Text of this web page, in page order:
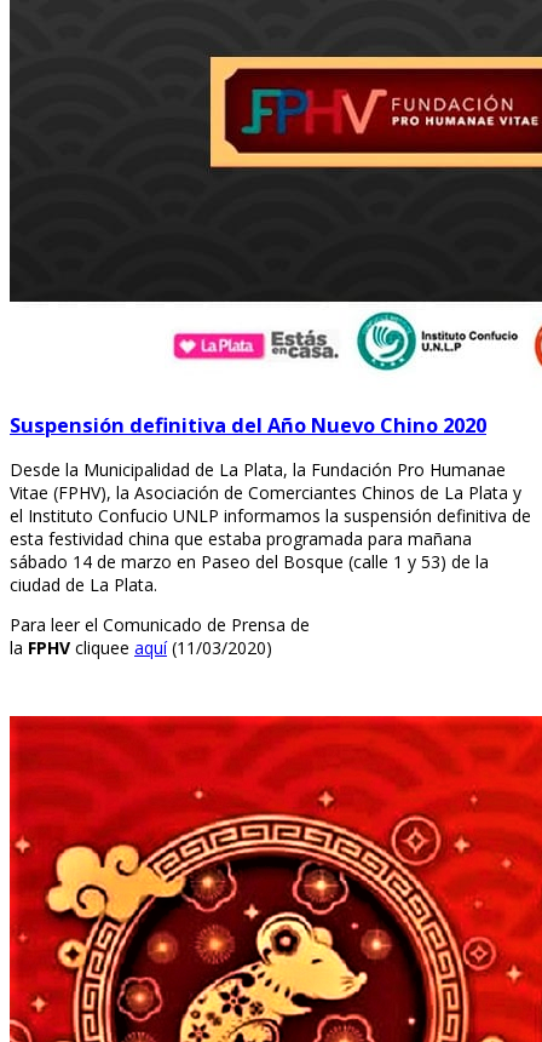
Suspensión definitiva del Año Nuevo Chino 2020
Desde la Municipalidad de La Plata, la Fundación Pro Humanae
Vitae (FPHV), la Asociación de Comerciantes Chinos de La Plata y
el Instituto Confucio UNLP informamos la suspensión definitiva de
esta festividad china que estaba programada para mañana
sábado 14 de marzo en Paseo del Bosque (calle 1 y 53) de la
ciudad de La Plata.
Para leer el Comunicado de Prensa de
la FPHV cliquee aquí(11/03/2020)